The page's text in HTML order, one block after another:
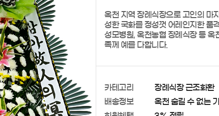
옥천 지역 장례식장으로 고인의 마
성한 국화를 정성껏 어레인지한 품
성모병원, 옥천농협 장례식장 등
족께 예를 다합니다.
카테고리
장례식장 근조화환
배송정보
옥천 숨길 수 없는